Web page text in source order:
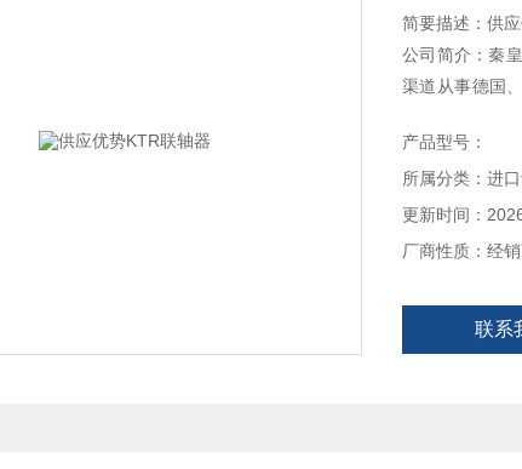
简要描述：供
公司简介：秦
渠道从事德国
产品型号：
所属分类：进
更新时间：
厂商性质：经
联系